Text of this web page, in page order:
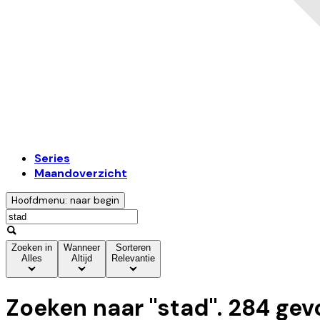
Series
Maandoverzicht
Hoofdmenu: naar begin
Zoeken in
Alles
Wanneer
Altijd
Sorteren
Relevantie
Zoeken naar "stad". 284